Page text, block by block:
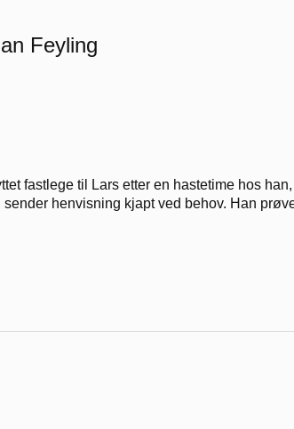
Feyling
fastlege til Lars etter en hastetime hos
sender henvisning kjapt ved behov. Han